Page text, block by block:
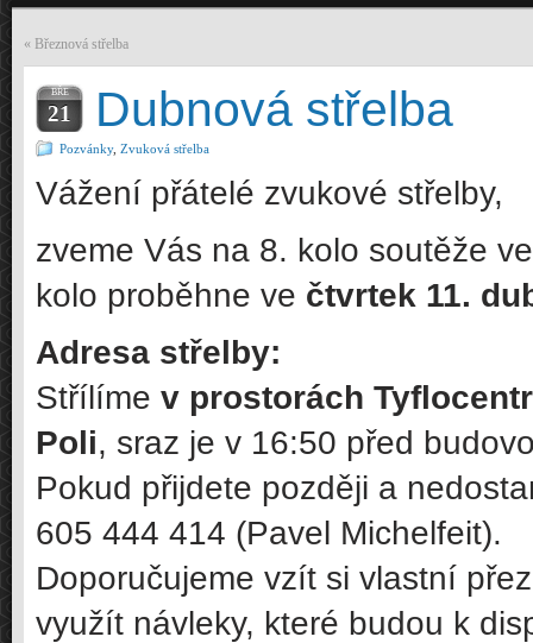
« Březnová střelba
BŘE
21 Dubnová střelba
Pozvánky, Zvuková střelba
Vážení přátelé zvukové střelby,
zveme Vás na 8. kolo soutěže
kolo proběhne ve čtvrtek 11.
Adresa střelby:
Střílíme v prostorách
Poli, sraz je v 16:50 před
Pokud přijdete později a
605 444 414 (Pavel Michelfeit).
Doporučujeme vzít si vlastní
využít návleky, které budou k